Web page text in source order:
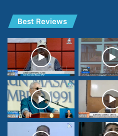
Best Reviews